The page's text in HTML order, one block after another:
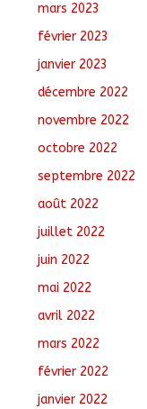
mars 2023
février 2023
janvier 2023
décembre 2022
novembre 2022
octobre 2022
septembre 2022
août 2022
juillet 2022
juin 2022
mai 2022
avril 2022
mars 2022
février 2022
janvier 2022